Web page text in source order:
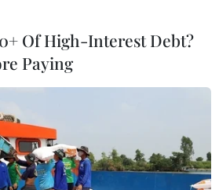
phát biểu tại Lễ kỷ niệm 30 năm
và ADB. (Ảnh: Dương Giang/TTXVN)
Of High-Interest Debt?
Paying